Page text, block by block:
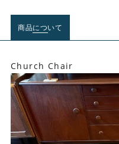
商品について
Church Chair